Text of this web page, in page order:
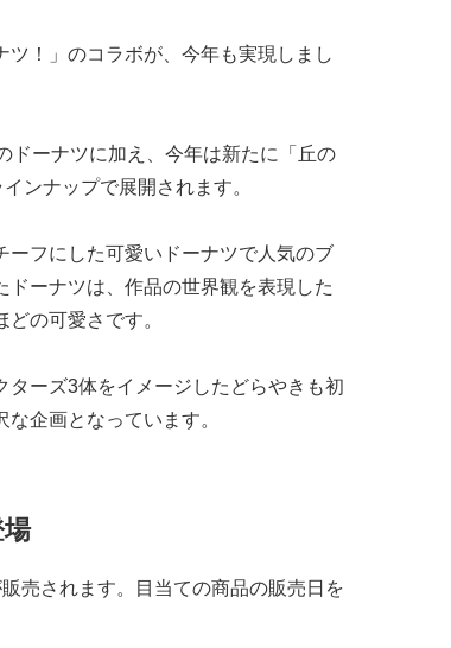
ツ！」のコラボが、今年も実現しまし
ドーナツに加え、今年は新たに「丘の
ンナップで展開されます。
ーフにした可愛いドーナツで人気のブ
ーナツは、作品の世界観を表現した
の可愛さです。
ターズ3体をイメージしたどらやきも初
企画となっています。
売されます。目当ての商品の販売日を